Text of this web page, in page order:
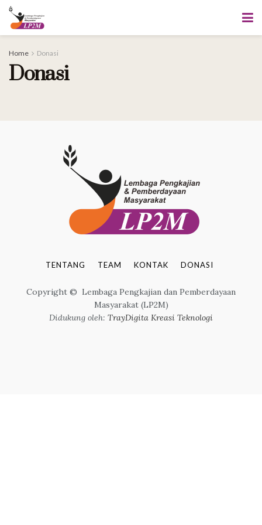
Home Donasi
Donasi
TENTANG TEAM KONTAK DONASI
Copyright © Lembaga Pengkajian dan Pemberdayaan
Masyarakat (LP2M)
Didukung oleh: TrayDigita Kreasi Teknologi